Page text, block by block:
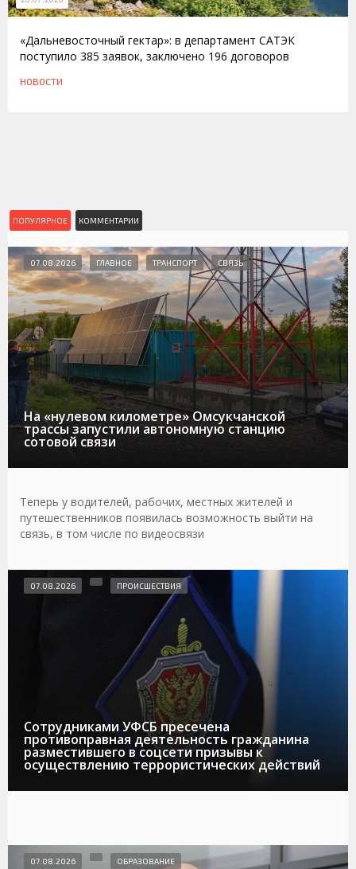
«Дальневосточный гектар»: в департамент САТЭК
поступило 385 заявок, заключено 196 договоров
НОВОСТИ
ПОПУЛЯРНОЕ КОММЕНТАРИИ
На «нулевом километре» Омсукчанской
трассы запустили автономную станцию
сотовой связи
07.08.2026 ГЛАВНОЕ ТРАНСПОРТ СВЯЗЬ
Теперь у водителей, рабочих, местных жителей и
путешественников появилась возможность выйти на
связь, в том числе по видеосвязи
Сотрудниками УФСБ пресечена
противоправная деятельность гражданина
разместившего в соцсети призывы к
осуществлению террористических действий
07.08.2026 ПРОИСШЕСТВИЯ
07.08.2026 ОБРАЗОВАНИЕ